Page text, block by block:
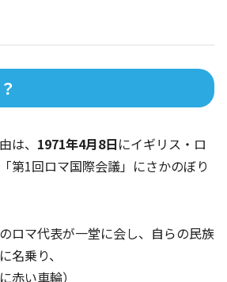
は、 1971年4月8日にイギリス・ロ
第1回ロマ国際会議」にさかのぼり
ロマ代表が一堂に会し、自らの民族
名乗り、
赤い車輪）